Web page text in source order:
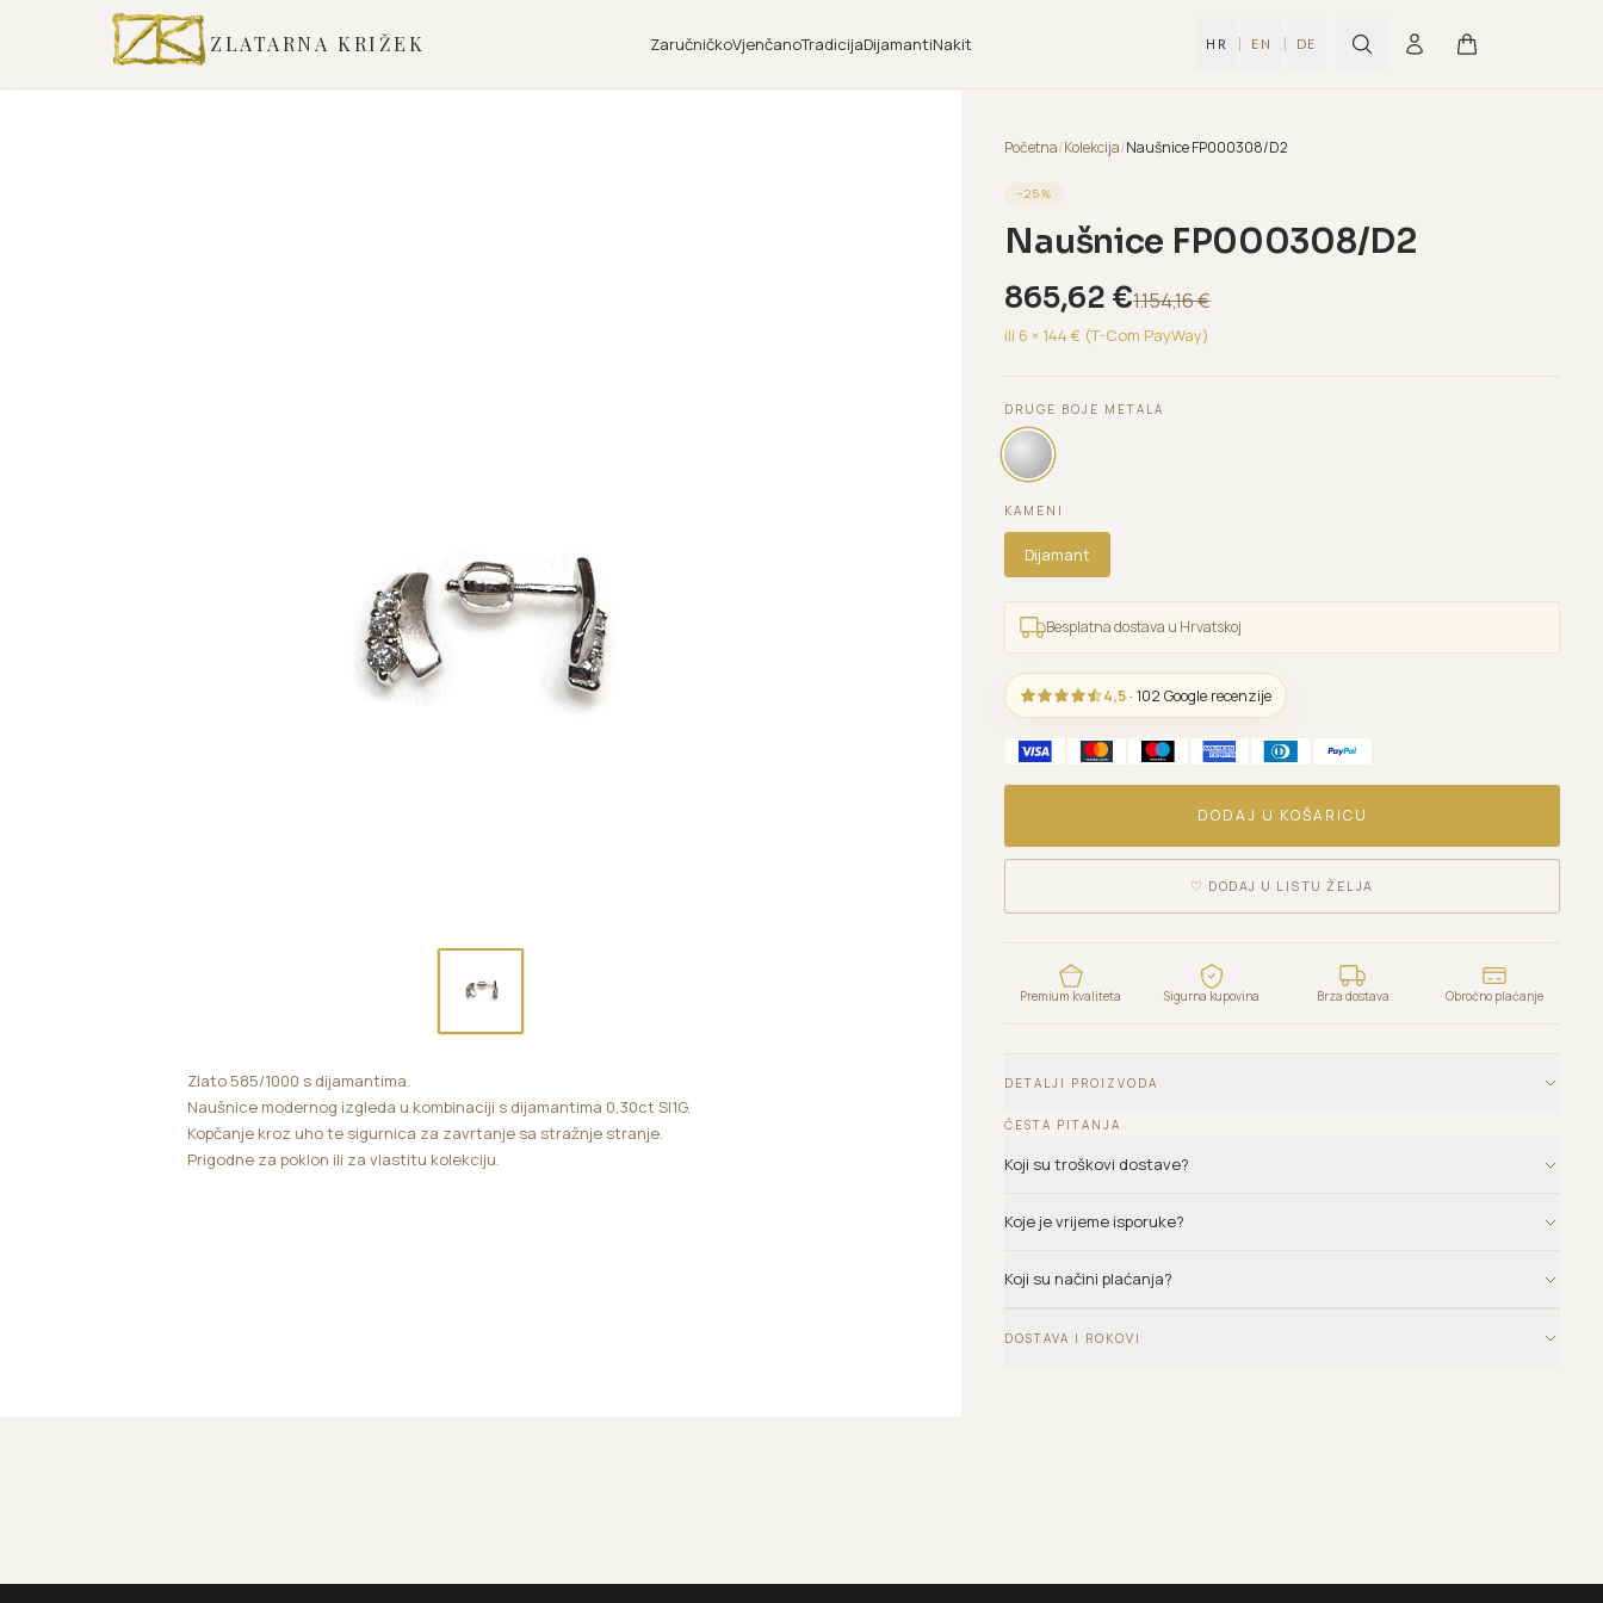
ZLATARNA KRIŽEK ZaručničkoVjenčanoTradicijaDijamantiNakit HR | EN | DE
Zlato 585/1000 s dijamantima.
Naušnice modernog izgleda u kombinaciji s dijamantima 0,30ct SI1G.
Kopčanje kroz uho te sigurnica za zavrtanje sa stražnje stranje.
Prigodne za poklon ili za vlastitu kolekciju.
Početna/Kolekcija/Naušnice FP000308/D2
−25%
Naušnice FP000308/D2
865,62 €1.154,16€
ili 6 × 144 € (T-Com PayWay)
DRUGE BOJE METALA
KAMENI
Dijamant
Besplatna dostava u Hrvatskoj
4,5 · 102 Google recenzije
DODAJ U KOŠARICU
♡ DODAJ U LISTU ŽELJA
Premium kvaliteta Sigurna kupovina Brza dostava Obročno plaćanje
DETALJI PROIZVODA
ČESTA PITANJA
Koji su troškovi dostave?
Koje je vrijeme isporuke?
Koji su načini plaćanja?
DOSTAVA I ROKOVI